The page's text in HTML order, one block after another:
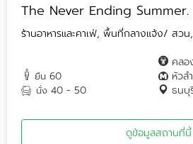
The Never Ending Summer.
ร้านอาหารและคาเฟ่, พื้นที่กลางแจ้ง/ สว
ยืน 60
นั่ง 40 - 50
คลอ
หัวล
ธนบุ
ดูข้อมูลสถานที่นี้